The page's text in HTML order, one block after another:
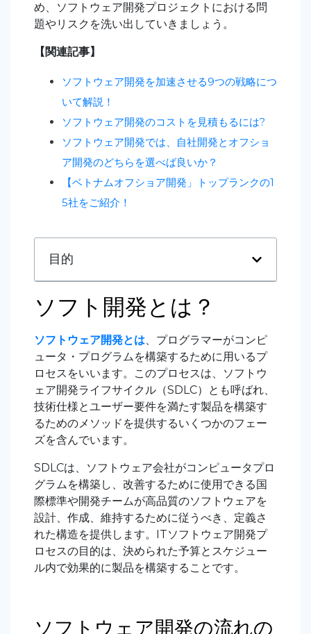
め、ソフトウェア開発プロジェクトにおける問
題やリスクを洗い出していきましょう。
【関連記事】
ソフトウェア開発を加速させる9つの戦略につ
いて解説！
ソフトウェア開発のコストを見積もるには?
ソフトウェア開発では、自社開発とオフショ
ア開発のどちらを選べば良いか？
【ベトナムオフショア開発」トップランクの1
5社をご紹介！
目的
ソフト開発とは？
ソフトウェア開発とは、プログラマーがコンピ
ュータ・プログラムを構築するために用いるプ
ロセスをいいます。このプロセスは、ソフトウ
ェア開発ライフサイクル（SDLC）とも呼ばれ、
技術仕様とユーザー要件を満たす製品を構築す
るためのメソッドを提供するいくつかのフェー
ズを含んでいます。
SDLCは、ソフトウェア会社がコンピュータプロ
グラムを構築し、改善するために使用できる国
際標準や開発チームが高品質のソフトウェアを
設計、作成、維持するために従うべき、定義さ
れた構造を提供します。
ITソフトウェア開発プ
ロセスの目的は、決められた予算とスケジュー
ル内で効果的に製品を構築することです。
ソフトウェア開発の流れの